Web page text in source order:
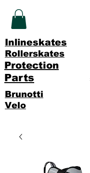
Inlineskates
Rollerskates
Protection
Parts
Brunotti
Velo